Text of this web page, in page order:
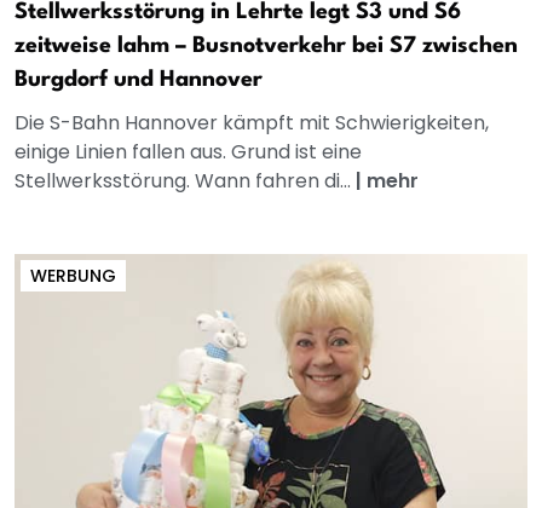
Stellwerksstörung in Lehrte legt S3 und S6
zeitweise lahm – Busnotverkehr bei S7 zwischen
Burgdorf und Hannover
Die S-Bahn Hannover kämpft mit Schwierigkeiten,
einige Linien fallen aus. Grund ist eine
Stellwerksstörung. Wann fahren di... | mehr
WERBUNG